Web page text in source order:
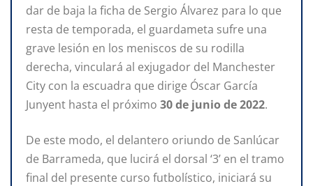
dar de baja la ficha de Sergio Álvarez para lo que
resta de temporada, el guardameta sufre una
grave lesión en los meniscos de su rodilla
derecha, vinculará al exjugador del Manchester
City con la escuadra que dirige Óscar García
Junyent hasta el próximo 30 de junio de 2022.
De este modo, el delantero oriundo de Sanlúcar
de Barrameda, que lucirá el dorsal ‘3’ en el tramo
final del presente curso futbolístico, iniciará su